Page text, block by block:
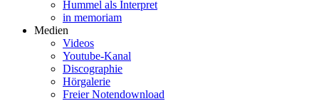
Hummel als Interpret
in memoriam
Medien
Videos
Youtube-Kanal
Discographie
Hörgalerie
Freier Notendownload